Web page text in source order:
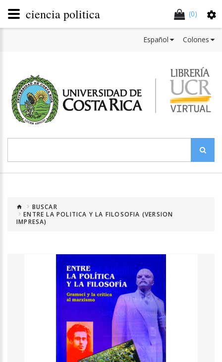
(0)
Colones
Español
BUSCAR
ENTRE LA POLITICA Y LA FILOSOFIA (VERSION
IMPRESA)
ciencia politica